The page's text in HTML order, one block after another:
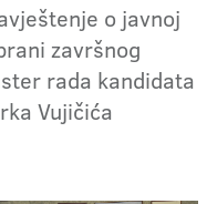
o javnoj
završnog
rada kandidata
Vujičića